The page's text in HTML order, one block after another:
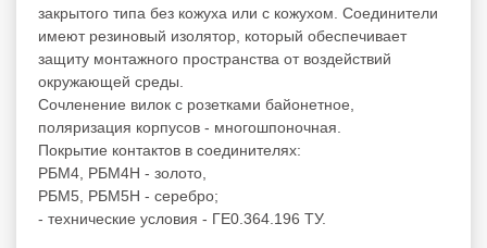
закрытого типа без кожуха или с кожухом. Соединители
имеют резиновый изолятор, который обеспечивает
защиту монтажного пространства от воздействий
окружающей среды.
Сочленение вилок с розетками байонетное,
поляризация корпусов - многошпоночная.
Покрытие контактов в соединителях:
РБМ4, РБМ4Н - золото,
РБМ5, РБМ5Н - серебро;
- технические условия - ГЕ0.364.196 ТУ.